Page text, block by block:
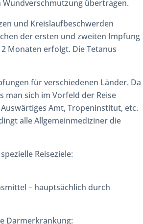
übertragen.
und Kreislaufbeschwerden
der ersten und zweiten Impfung
Monaten erfolgt. Die Tetanus
für verschiedenen Länder. Da
sich im Vorfeld der Reise
Amt, Tropeninstitut, etc.
alle Allgemeinmediziner die
Reiseziele:
– hauptsächlich durch
Darmerkrankung: